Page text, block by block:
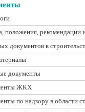
положения, рекомендации
документов в
документы
ЖКХ
по надзору в области